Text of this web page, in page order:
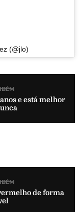
(@jlo)
e está melhor
de forma